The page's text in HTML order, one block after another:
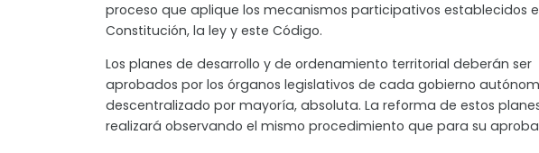
proceso que aplique los mecanismos participativos establecidos
Constitución, la ley y este Código.
Los planes de desarrollo y de ordenamiento territorial deberán ser
aprobados por los órganos legislativos de cada gobierno
descentralizado por mayoría, absoluta. La reforma de estos
realizará observando el mismo procedimiento que para su